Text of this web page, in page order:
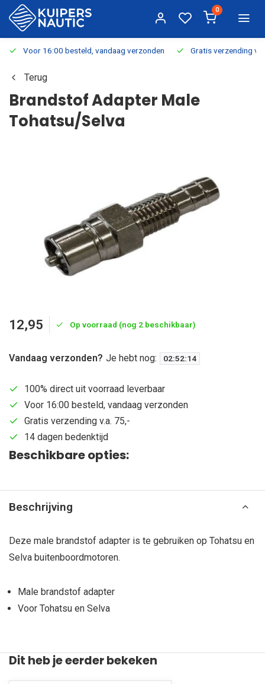
0
Voor 16:00 besteld, vandaag verzonden Gratis verzending
Terug
Brandstof Adapter Male
Tohatsu/Selva
12,95 Op voorraad (nog 2 beschikbaar)
Vandaag verzonden? Je hebt nog: 02:52:14
100% direct uit voorraad leverbaar
Voor 16:00 besteld, vandaag verzonden
Gratis verzending v.a. 75,-
14 dagen bedenktijd
Beschikbare opties:
Beschrijving
Deze male brandstof adapter is te gebruiken op Tohatsu en
Selva buitenboordmotoren.
Male brandstof adapter
Voor Tohatsu en Selva
Dit heb je eerder bekeken